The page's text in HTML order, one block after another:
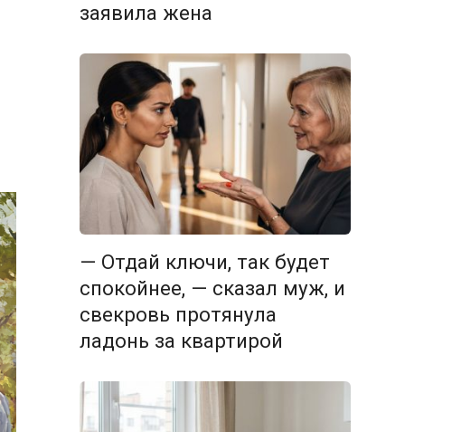
заявила жена
— Отдай ключи, так будет
спокойнее, — сказал муж, и
свекровь протянула
ладонь за квартирой